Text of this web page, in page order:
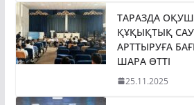
ТАРАЗДА
ҚҰҚЫҚТЫҚ
АРТТЫРУҒА
ШАРА ӨТТІ
25.11.2025